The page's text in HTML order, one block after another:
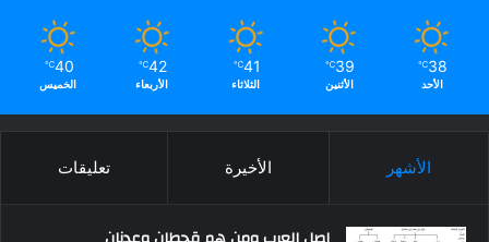
38
℃
الأحد
39
℃
الأثنين
41
℃
الثلاثاء
42
℃
الأربعاء
40
℃
الخميس
الأشهر الأخيرة تعليقات